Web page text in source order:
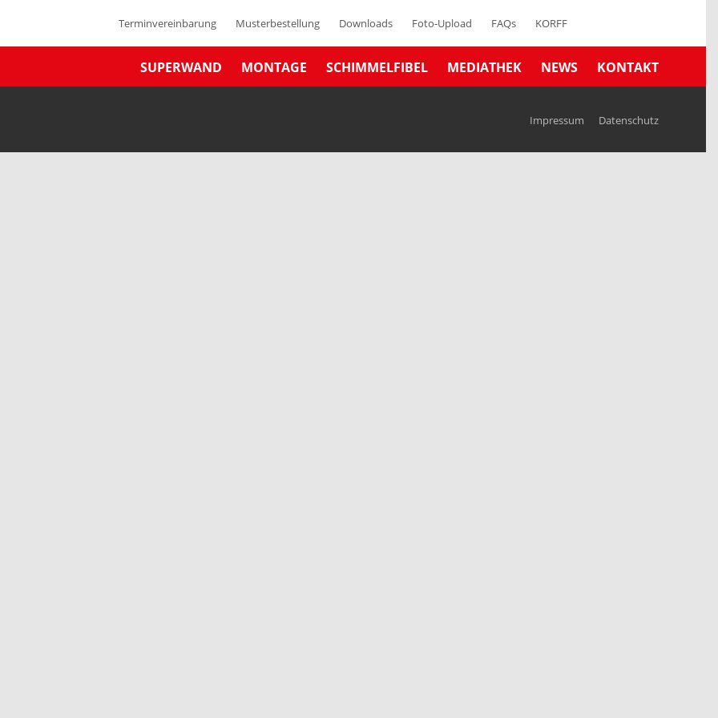
Terminvereinbarung Musterbestellung Downloads Foto-Upload FAQs KORFF
SUPERWAND MONTAGE SCHIMMELFIBEL MEDIATHEK NEWS KONTAKT
Impressum Datenschutz